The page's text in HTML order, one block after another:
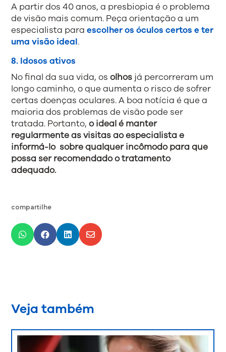
A partir dos 40 anos, a presbiopia é o problema
de visão mais comum. Peça orientação a um
especialista paraescolher os óculos certos e ter
uma visão ideal.
8. Idosos ativos
No final da sua vida, osolhos já percorreram um
longo caminho, o que aumenta o risco de sofrer
certas doenças oculares. A boa notícia é que a
maioria dos problemas de visão pode ser
tratada. Portanto,o ideal é manter
regularmente as visitas ao especialista e
informá-lo sobre qualquer incômodo para que
possa ser recomendado o tratamento
adequado.
compartilhe
   
Veja também